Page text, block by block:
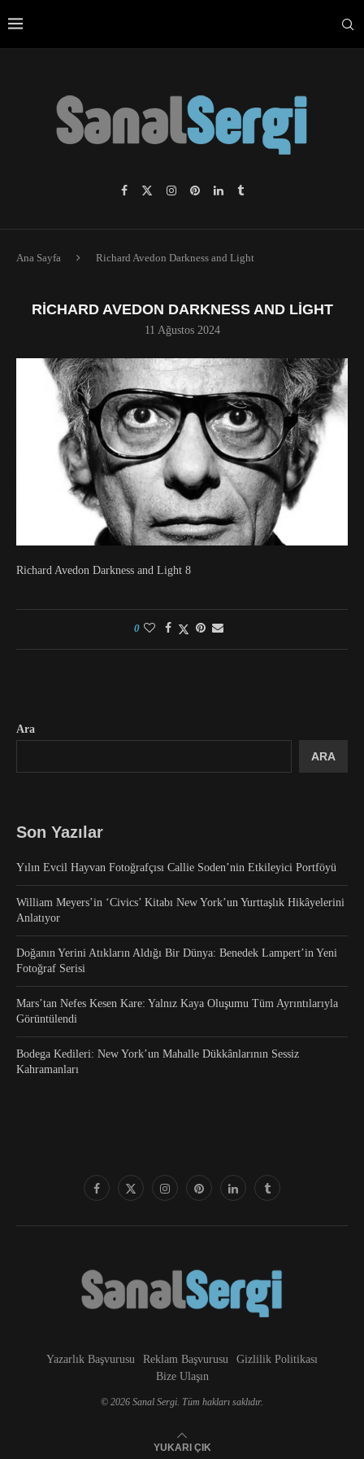
Ana Sayfa Richard Avedon Darkness and Light
RICHARD AVEDON DARKNESS AND LIGHT
11 Ağustos 2024
Richard Avedon Darkness and Light 8
0
Ara
ARA
Son Yazılar
Yılın Evcil Hayvan Fotoğrafçısı Callie Soden’nin Etkileyici Portföyü
William Meyers’in ‘Civics’ Kitabı New York’un Yurttaşlık Hikâyelerini
Anlatıyor
Doğanın Yerini Atıkların Aldığı Bir Dünya: Benedek Lampert’in Yeni
Fotoğraf Serisi
Mars’tan Nefes Kesen Kare: Yalnız Kaya Oluşumu Tüm Ayrıntılarıyla
Görüntülendi
Bodega Kedileri: New York’un Mahalle Dükkânlarının Sessiz
Kahramanları
Yazarlık Başvurusu Reklam Başvurusu
Gizlilik Politikası
Bize Ulaşın
© 2026 Sanal Sergi. Tüm hakları saklıdır.
YUKARI ÇIK